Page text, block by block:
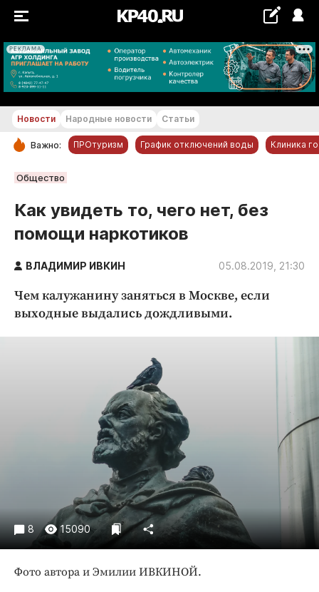
РЕКЛАМА
+18...+19 °С
РУБРИКИ
Новости компаний
Статьи
Народные новости
Благоустройство
Недвижимость и ЖКХ
Образование
Общество
Праздники
Происшествия
Спорт
Экономика и бизнес
ПРОЕКТЫ
Блоги
Новости Народные новости Статьи
Важно: ПРОтуризм График отключений воды Клиника
Общество
Как увидеть то, чего нет, без
помощи наркотиков
ВЛАДИМИР ИВКИН 05.08.2019, 21:30
Чем калужанину заняться в Москве, если
выходные выдались дождливыми.
8 15090
Фото автора и Эмилии ИВКИНОЙ.